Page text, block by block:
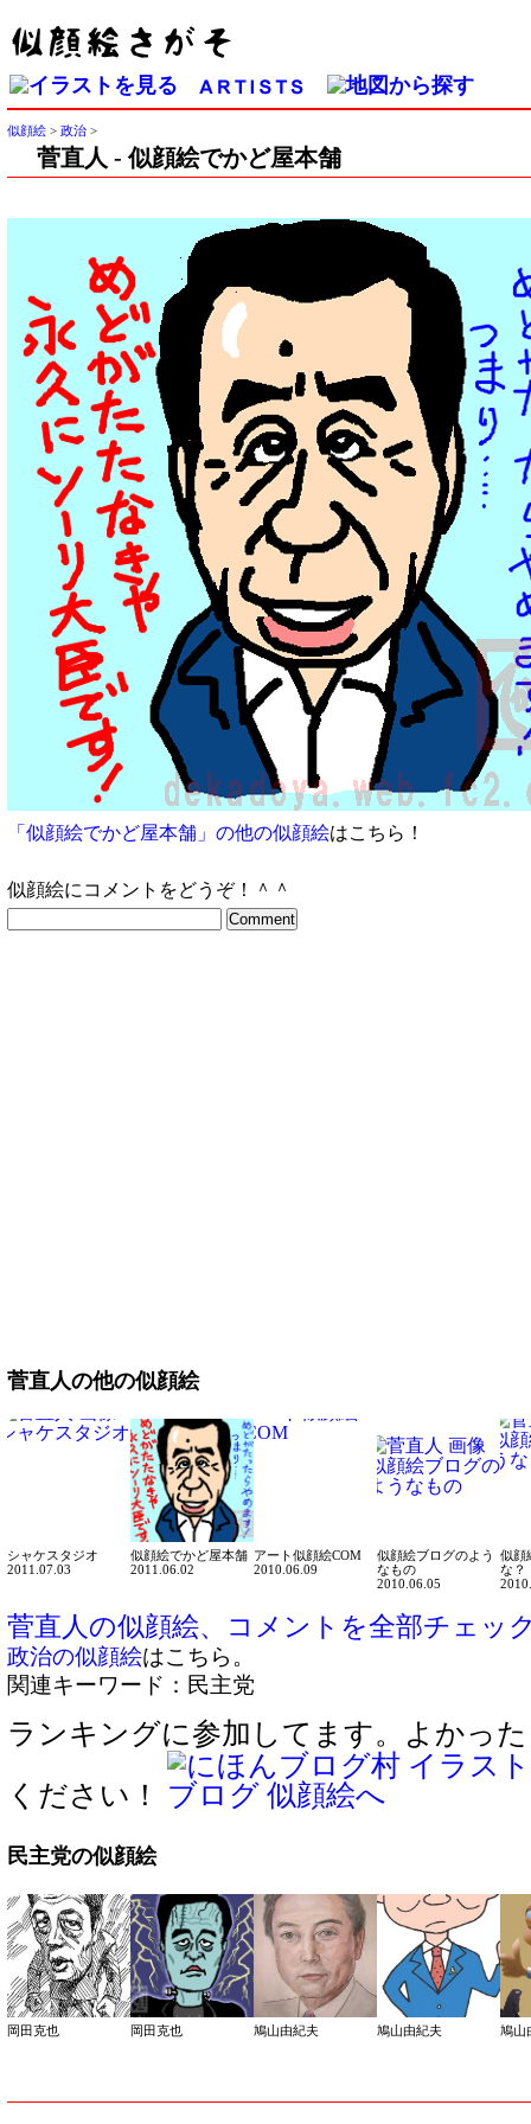
似顔絵 > 政治 >
菅直人 - 似顔絵でかど屋本舗
「似顔絵でかど屋本舗」の他の似顔絵はこちら！
似顔絵にコメントをどうぞ！＾＾
菅直人の他の似顔絵
シャケスタジオ
2011.07.03
似顔絵でかど屋本舗
2011.06.02
アート似顔絵COM
2010.06.09
似顔絵ブログのよう
なもの
2010.06.05
似顔
な？
菅直人の似顔絵、コメントを全部チェッ
政治の似顔絵はこちら。
関連キーワード：民主党
ランキングに参加してます。よかっ
ください！
民主党の似顔絵
岡田克也 岡田克也 鳩山由紀夫 鳩山由紀夫 鳩山